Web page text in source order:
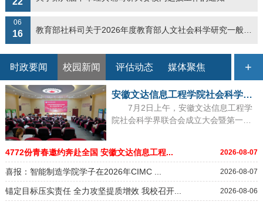
06
16 教育部社科司关于2026年度教育部人文社会科学研究一般项目...
时政要闻 校园新闻 评估动态 媒体聚焦 +
安徽文达信息工程学院社会科学界联合会成立
7月2日上午，安徽文达信息工程学
院社会科学界联合会成立大会暨第一次
4772份青春邀约奔赴全国 安徽文达信息工程... 2026-08-07
喜报：智能制造学院学子在2026年CIMC ... 2026-08-07
锚定目标压实责任 全力攻坚提质增效 我校召开... 2026-08-06